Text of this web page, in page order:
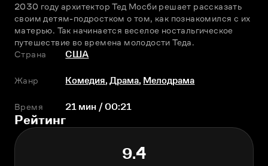
2030 году архитектор Тед Мосби решает рассказать
своим детям-подростком о том, как познакомился с их
матерью. Так начинается веселое ностальгическое
путешествие во времена молодости Теда.
Страна
США
Жанр Комедия,Драма, Мелодрама
Время 21 мин / 00:21
Рейтинг
9.4